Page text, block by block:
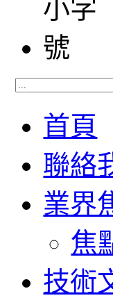
首頁
聯絡
業界
焦
技術